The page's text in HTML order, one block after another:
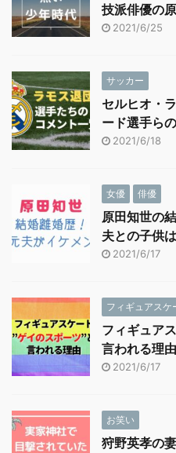
技派俳優の
2021/6/25
サッカー
セルヒオ・
ード選手ら
2021/6/18
女優 俳優
原田知世の
夫との子供
2021/6/17
フィギュアスケ
フィギュア
言われる理
2021/6/17
お笑い
狩野英孝の